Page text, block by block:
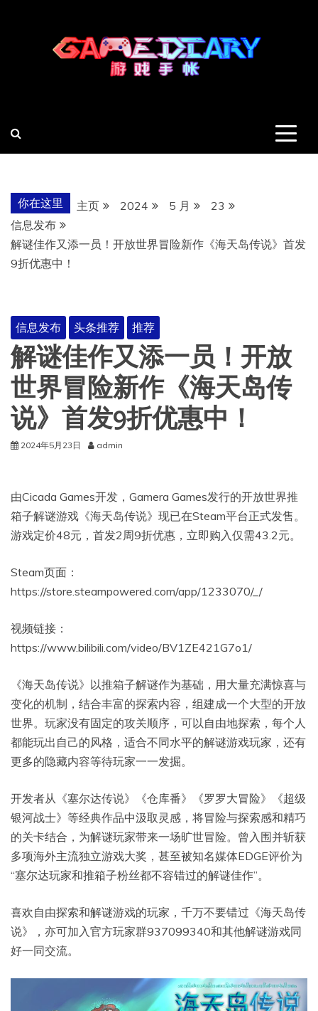
你在这里 主页 2024 5 月
23
信息发布
解谜佳作又添一员！开放世界冒险新作《海天岛传说》首发
9折优惠中！
信息发布 头条推荐 推荐
解谜佳作又添一员！开放
世界冒险新作《海天岛传
说》首发9折优惠中！
2024年5月23日 admin
由Cicada Games开发，Gamera Games发行的开放世界推
箱子解谜游戏《海天岛传说》现已在Steam平台正式发售。
游戏定价48元，首发2周9折优惠，立即购入仅需43.2元。
Steam页面：
https://store.steampowered.com/app/1233070/_/
视频链接：
https://www.bilibili.com/video/BV1ZE421G7o1/
《海天岛传说》以推箱子解谜作为基础，用大量充满惊喜与
变化的机制，结合丰富的探索内容，组建成一个大型的开放
世界。玩家没有固定的攻关顺序，可以自由地探索，每个人
都能玩出自己的风格，适合不同水平的解谜游戏玩家，还有
更多的隐藏内容等待玩家一一发掘。
开发者从《塞尔达传说》《仓库番》《罗罗大冒险》《超级
银河战士》等经典作品中汲取灵感，将冒险与探索感和精巧
的关卡结合，为解谜玩家带来一场旷世冒险。曾入围并斩获
多项海外主流独立游戏大奖，甚至被知名媒体EDGE评价为
“塞尔达玩家和推箱子粉丝都不容错过的解谜佳作”。
喜欢自由探索和解谜游戏的玩家，千万不要错过《海天岛传
说》，亦可加入官方玩家群937099340和其他解谜游戏同
好一同交流。